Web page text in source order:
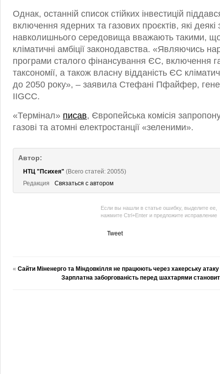
Однак, останній список стійких інвестицій
включення ядерних та газових проєктів, які деякі
навколишнього середовища вважають такими,
кліматичні амбіції законодавства. «Являючись
програми сталого фінансування ЄС, включення
таксономії, а також власну відданість ЄС
до 2050 року», – заявила Стефані Пфайфер,
IIGCC.
«Термінал» писав, Європейська комісія
газові та атомні електростанції «зеленими».
Автор:
НТЦ "Психея" (Всего статей: 20055)
Редакция
Связаться с автором
Если вы нашли в статье ошибку, выделите ее,
нажмите Ctrl+Enter и предложите исправление
Tweet
« Сайти Міненерго та Міндовкілля не працюють через хакерську атаку
Зарплатна заборгованість перед шахтарями